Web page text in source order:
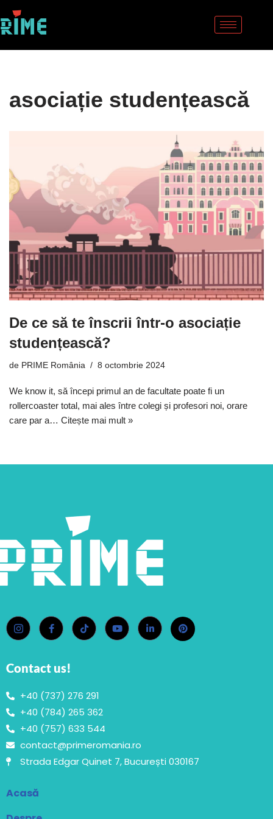
Sari
asociație studențească
De ce să te înscrii într-o asociație
studențească?
de PRIME România 8 octombrie 2024
We know it, să începi primul an de facultate poate fi un
rollercoaster total, mai ales între colegi și profesori noi, orare
care par a… Citește mai mult »
Contact us!
+40 (737) 276 291
+40 (784) 265 362
+40 (757) 633 544
contact@primeromania.ro
Strada Edgar Quinet 7, București 030167
Acasă